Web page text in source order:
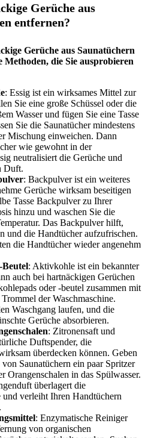
Gerüche aus
entfernen?
Gerüche aus Saunatüchern
Methoden, die Sie ausprobieren
: Essig ist ein wirksames Mittel zur
Sie eine große Schüssel oder die
Wasser und fügen Sie eine Tasse
Sie die Saunatücher mindestens
Mischung einweichen. Dann
wie gewohnt in der
neutralisiert die Gerüche und
Duft.
: Backpulver ist ein weiteres
Gerüche wirksam beseitigen
Tasse Backpulver zu Ihrer
hinzu und waschen Sie die
Das Backpulver hilft,
und die Handtücher aufzufrischen.
die Handtücher wieder angenehm
: Aktivkohle ist ein bekannter
auch bei hartnäckigen Gerüchen
oder -beutel zusammen mit
der Waschmaschine.
Waschgang laufen, und die
Gerüche absorbieren.
: Zitronensaft und
Duftspender, die
überdecken können. Geben
Saunatüchern ein paar Spritzer
Orangenschalen in das Spülwasser.
überlagert die
und verleiht Ihren Handtüchern
: Enzymatische Reiniger
von organischen